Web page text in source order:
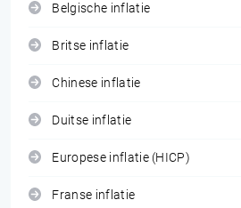
Belgische inflatie
Britse inflatie
Chinese inflatie
Duitse inflatie
Europese inflatie (HICP)
Franse inflatie